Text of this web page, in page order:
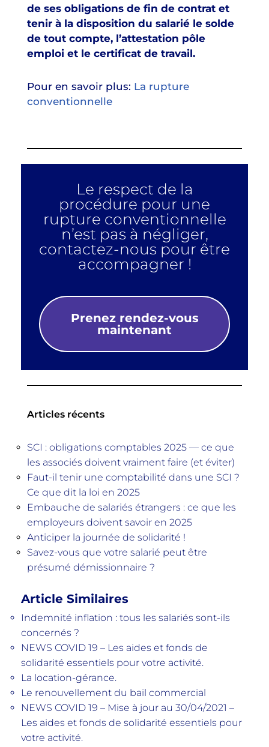
de ses obligations de fin de contrat et
tenir à la disposition du salarié le solde
de tout compte, l’attestation pôle
emploi et le certificat de travail.
Pour en savoir plus: La rupture
conventionnelle
Le respect de la
procédure pour une
rupture conventionnelle
n’est pas à négliger,
contactez-nous pour être
accompagner !
Prenez rendez-vous
maintenant
Articles récents
SCI : obligations comptables 2025 — ce que
les associés doivent vraiment faire (et éviter)
Faut-il tenir une comptabilité dans une SCI ?
Ce que dit la loi en 2025
Embauche de salariés étrangers : ce que les
employeurs doivent savoir en 2025
Anticiper la journée de solidarité !
Savez-vous que votre salarié peut être
présumé démissionnaire ?
Article Similaires
Indemnité inflation : tous les salariés sont-ils
concernés ?
NEWS COVID 19 – Les aides et fonds de
solidarité essentiels pour votre activité.
La location-gérance.
Le renouvellement du bail commercial
NEWS COVID 19 – Mise à jour au 30/04/2021 –
Les aides et fonds de solidarité essentiels pour
votre activité.